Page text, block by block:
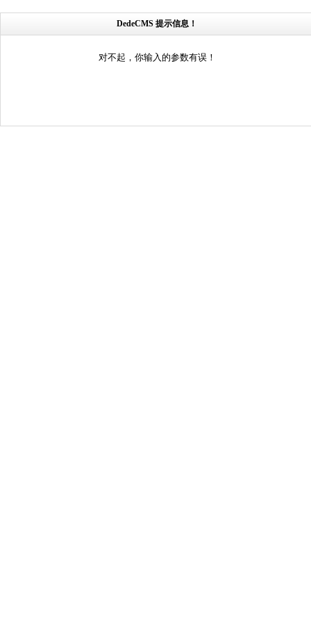
DedeCMS 提示信息！
对不起，你输入的参数有误！